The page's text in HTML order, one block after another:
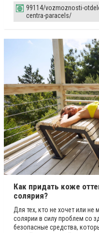
99114/vozmoznosti-
centra-paracels/
Как придать коже
солярия?
Для тех, кто не хочет или
солярии в силу проблем со
безопасные средства,